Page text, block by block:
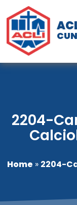
2204-
Home » 2204-